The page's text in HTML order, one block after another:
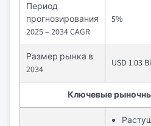
Период
прогнозирования
2025 – 2034 CAGR
5%
Размер рынка в
2034
USD 1.03
Ключевые